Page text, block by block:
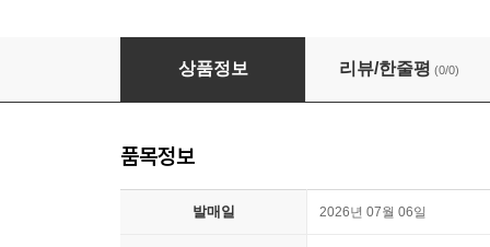
i-dle (아이들) - 미니앨범 9집 : We made
상품정보 리뷰/한줄평 (0/0)
품목정보
발매일 2026년 07월 06일